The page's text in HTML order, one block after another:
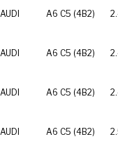
AUDI A6 C5 (4B2)
AUDI A6 C5 (4B2)
AUDI A6 C5 (4B2)
AUDI A6 C5 (4B2)